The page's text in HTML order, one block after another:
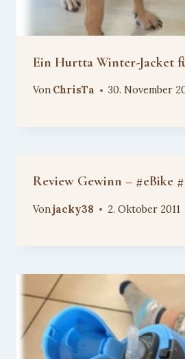
Ein Hurtta Winter-Jacket
Von ChrisTa 30. November
Review Gewinn – #eBike
Vonjacky38 2. Oktober 2011